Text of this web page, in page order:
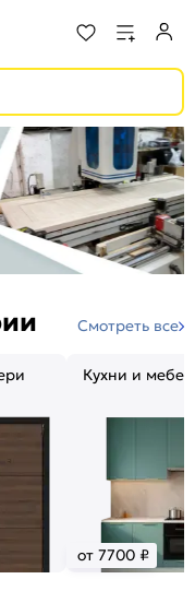
Смотреть все
Кухни и
от 7700 ₽